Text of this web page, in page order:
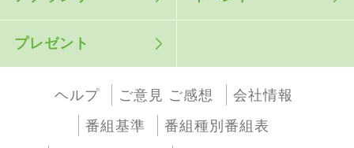
プレゼント
ヘルプ ご意見 ご感想
会社情報
番組基準
番組種別番組表